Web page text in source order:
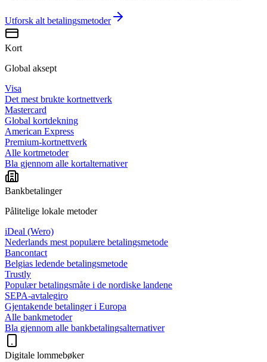
Utforsk alt betalingsmetoder
Kort
Global aksept
Visa
Det mest brukte kortnettverk
Mastercard
Global kortdekning
American Express
Premium-kortnettverk
Alle kortmetoder
Bla gjennom alle kortalternativer
Bankbetalinger
Pålitelige lokale metoder
iDeal (Wero)
Nederlands mest populære betalingsmetode
Bancontact
Belgias ledende betalingsmetode
Trustly
Populær betalingsmåte i de nordiske landene
SEPA-avtalegiro
Gjentakende betalinger i Europa
Alle bankmetoder
Bla gjennom alle bankbetalingsalternativer
Digitale lommebøker